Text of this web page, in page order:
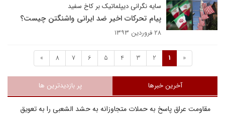
سایه نگرانی دیپلماتیک بر کاخ سفید
پیام تحرکات اخیر ضد ایرانی واشنگتن چیست؟
۲۸ فروردین ۱۳۹۳
«
1
2
3
4
5
6
7
8
»
آخرین خبرها پر بازدیدترین ها
مقاومت عراق پاسخ به حملات متجاوزانه به حشد الشعبی را به تعویق